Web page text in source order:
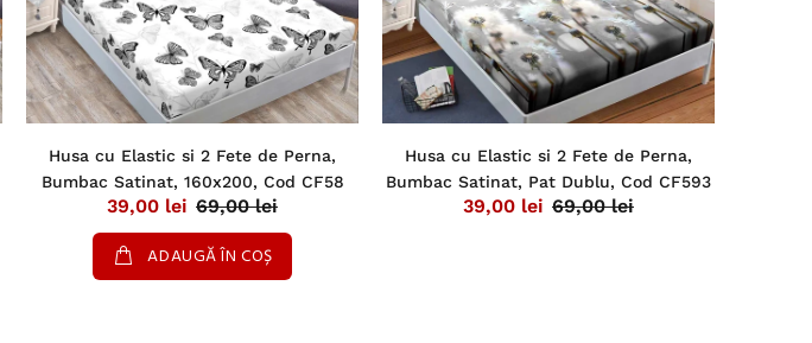
Husa cu Elastic si 2 Fete de Perna,
Bumbac Satinat, 160x200, Cod CF58
39,00 lei 69,00 lei
ADAUGĂ ÎN COȘ
Husa cu Elastic si 2 Fete de Perna,
Bumbac Satinat, Pat Dublu, Cod CF593
39,00 lei 69,00 lei